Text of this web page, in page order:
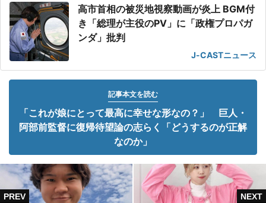
高市首相の被災地視察動画が炎上 BGM付
き「総理が主役のPV」に「政権プロパガ
ンダ」批判
J-CASTニュース
記事本文を読む
「これが娘にとって最高に幸せな形なの？」 巨人・
阿部前監督に復帰待望論の志らく「どうするのが正解
なのか」